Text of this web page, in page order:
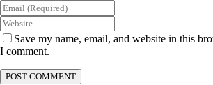
Save my name, email, and website in this
I comment.